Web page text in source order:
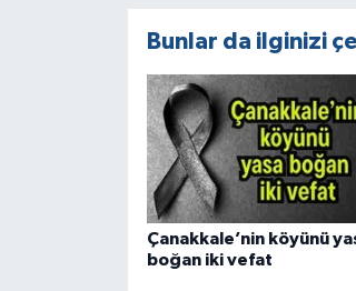
Bunlar da ilginizi
Çanakkale’nin köyünü
boğan iki vefat